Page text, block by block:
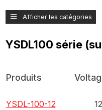
Afficher les catégories
YSDL100 série
Produits
YSDL-100-12 12